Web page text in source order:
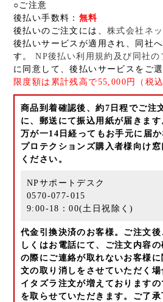
○ご注意
後払い手数料： 無料
後払いのご注文には、 株式会社ネ
後払いサービスが適用され、同社
す。NP後払い利用規約及び同社
に同意して、後払いサービスをご
限度額は累計残高で55,000円（税
商品到着確認後、約7日程でご注
に、郵送にて振込用紙が届きます
万が一14日経ってもお手元に届
プロテクションズ購入者様向け
ください。
NPサポートデスク
0570-077-015
9:00-18：00(土日祝除く)
代金引換決済のお客様。ご注文
しくはお電話にて、ご注文内容
の際にご連絡が取れないお客様
文の取り消しをさせていただく場
イタズラ注文が増えております
を取らせていただきます。ご了承